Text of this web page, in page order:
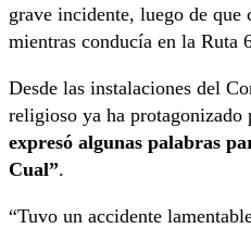
grave incidente, luego de que
mientras conducía en la Ruta
Desde las instalaciones del
religioso ya ha protagonizado
expresó algunas palabras
Cual”.
“Tuvo un accidente